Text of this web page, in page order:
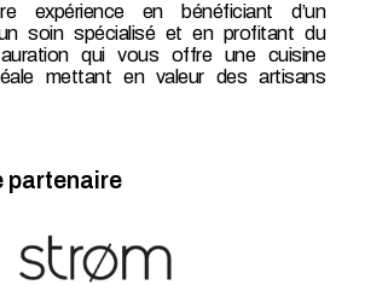
expérience en bénéficiant d’un
soin spécialisé et en profitant du
qui vous offre une cuisine
mettant en valeur des artisans
partenaire